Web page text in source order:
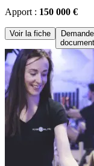
Apport : 150 000 €
Voir la fiche